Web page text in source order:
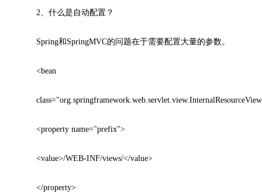
2、什么是自动配置？
Spring和SpringMVC的问题在于需要配置大量的参数。
<bean
<property name="prefix">
<value>/WEB-INF/views/</value>
</property>